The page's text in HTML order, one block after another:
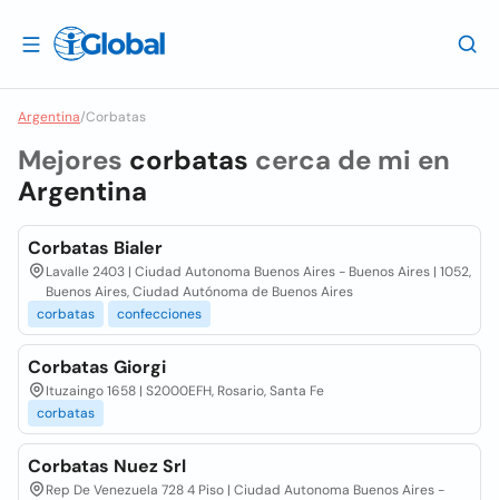
Argentina/Corbatas
Mejores corbatas cerca de mi en
Argentina
Corbatas Bialer
Lavalle 2403 | Ciudad Autonoma Buenos Aires - Buenos Aires | 1052,
Buenos Aires, Ciudad Autónoma de Buenos Aires
corbatas
confecciones
Corbatas Giorgi
Ituzaingo 1658 | S2000EFH, Rosario, Santa Fe
corbatas
Corbatas Nuez Srl
Rep De Venezuela 728 4 Piso | Ciudad Autonoma Buenos Aires -